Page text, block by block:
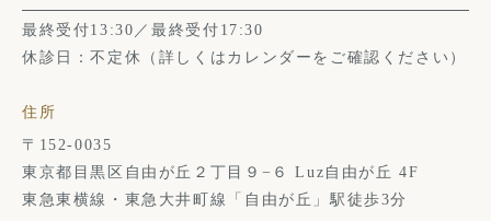
最終受付13:30／最終受付17:30
休診日：不定休（詳しくはカレンダーをご確認ください）
住所
〒152-0035
東京都目黒区自由が丘２丁目９−６ Luz自由が丘 4F
東急東横線・東急大井町線「自由が丘」駅徒歩3分